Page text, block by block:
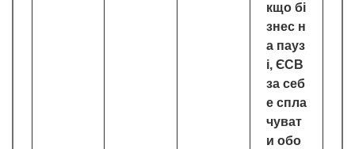
кщо бі
знес н
а пауз
і, ЄСВ
за себ
е спла
чуват
и обо